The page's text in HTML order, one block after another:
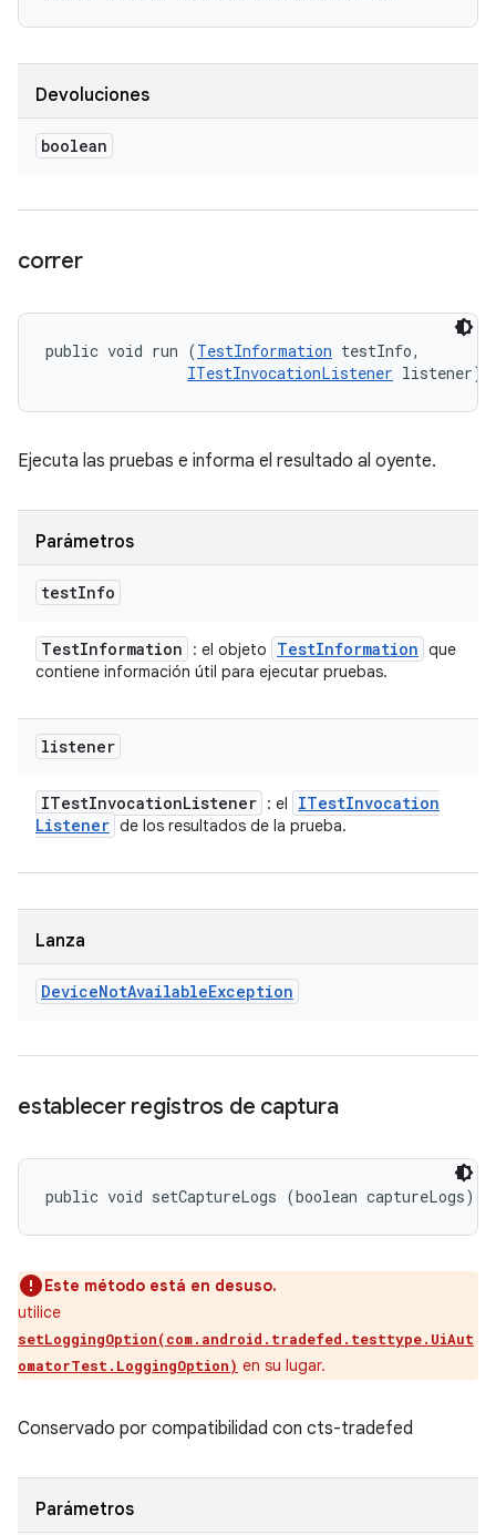
Devoluciones
boolean
correr
public void run (TestInformation testInfo,
ITestInvocationListener listener)
Ejecuta las pruebas e informa el resultado al oyente.
Parámetros
testInfo
TestInformation : el objeto TestInformation que
contiene información útil para ejecutar pruebas.
listener
ITestInvocationListener : el ITestInvocation
Listener de los resultados de la prueba.
Lanza
DeviceNotAvailableException
establecer registros de captura
public void setCaptureLogs (boolean captureLogs)
Este método está en desuso.
utilice
setLoggingOption(com.android.tradefed.testtype.UiAut
omatorTest.LoggingOption) en su lugar.
Conservado por compatibilidad con cts-tradefed
Parámetros